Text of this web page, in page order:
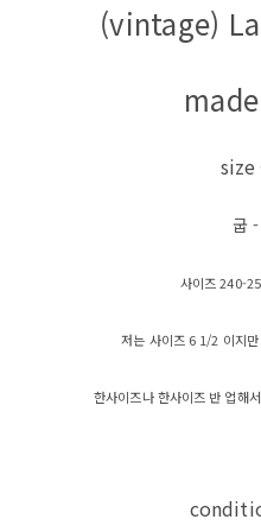
(vintage)
size
굽
사이즈 240-
저는 사이즈 6 1/2 이지
한사이즈나 한사이즈 반 업해